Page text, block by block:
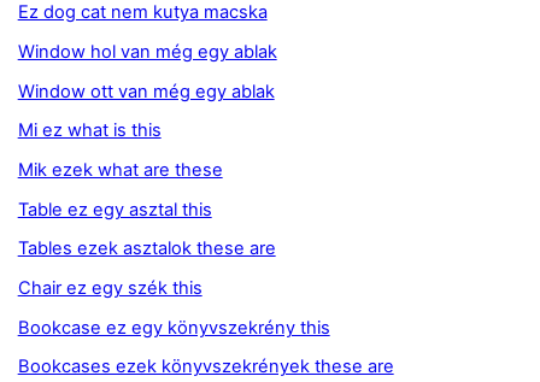
Ez dog cat nem kutya macska
Window hol van még egy ablak
Window ott van még egy ablak
Mi ez what is this
Mik ezek what are these
Table ez egy asztal this
Tables ezek asztalok these are
Chair ez egy szék this
Bookcase ez egy könyvszekrény this
Bookcases ezek könyvszekrények these are